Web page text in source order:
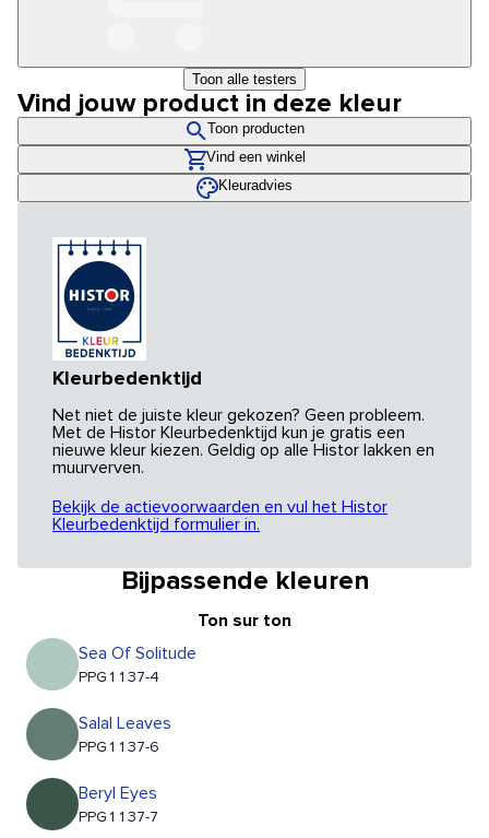
Toon alle testers
Vind jouw product in deze kleur
Toon producten
Vind een winkel
Kleuradvies
Kleurbedenktijd
Net niet de juiste kleur gekozen? Geen probleem.
Met de Histor Kleurbedenktijd kun je gratis een
nieuwe kleur kiezen. Geldig op alle Histor lakken en
muurverven.
Bekijk de actievoorwaarden en vul het Histor
Kleurbedenktijd formulier in.
Bijpassende kleuren
Ton sur ton
Sea Of Solitude
PPG1137-4
Salal Leaves
PPG1137-6
Beryl Eyes
PPG1137-7